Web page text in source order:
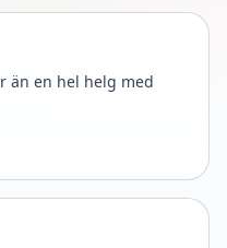
än en hel helg med